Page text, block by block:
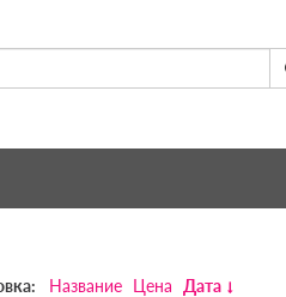
Название Цена Дата